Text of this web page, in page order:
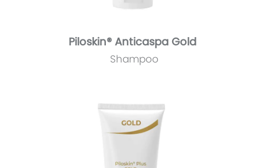
Piloskin® Anticaspa Gold
Shampoo